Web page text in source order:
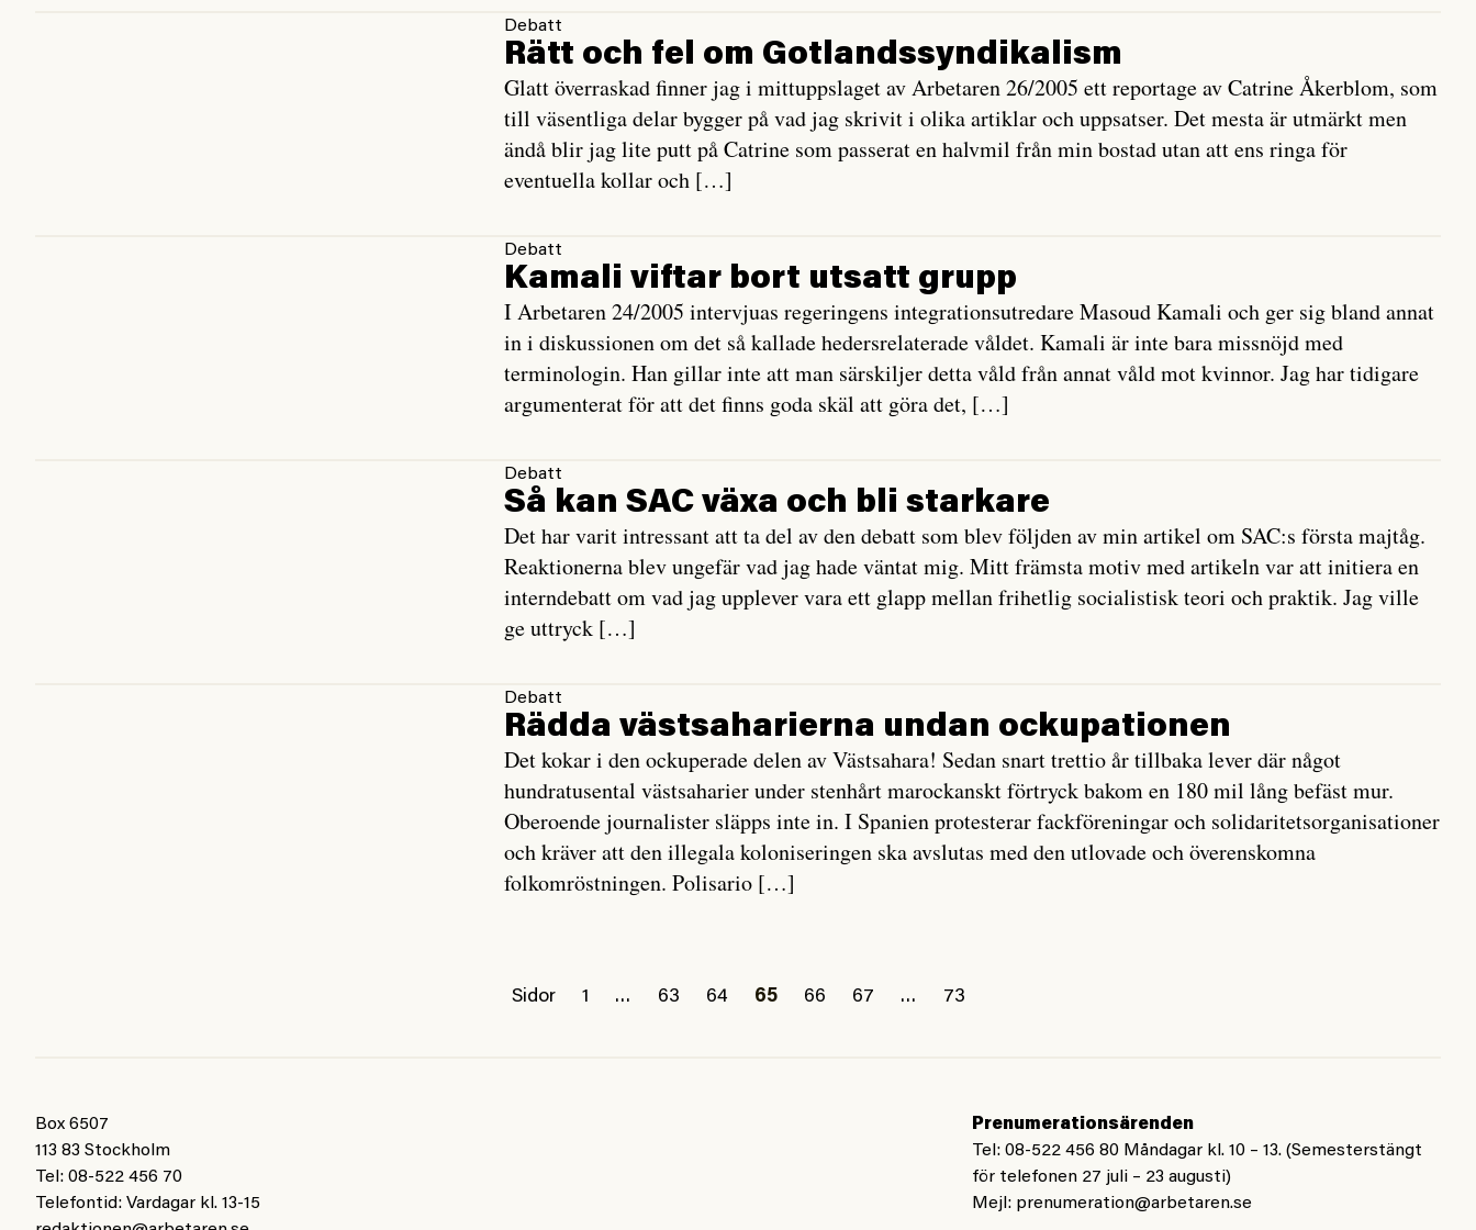
Debatt
Rätt och fel om Gotlandssyndikalism
Glatt överraskad finner jag i mittuppslaget av Arbetaren 26/2005 ett reportage av Catrine Åkerblom, som
till väsentliga delar bygger på vad jag skrivit i olika artiklar och uppsatser. Det mesta är utmärkt men
ändå blir jag lite putt på Catrine som passerat en halvmil från min bostad utan att ens ringa för
eventuella kollar och […]
Debatt
Kamali viftar bort utsatt grupp
I Arbetaren 24/2005 intervjuas regeringens integrationsutredare Masoud Kamali och ger sig bland annat
in i diskussionen om det så kallade hedersrelaterade våldet. Kamali är inte bara missnöjd med
terminologin. Han gillar inte att man särskiljer detta våld från annat våld mot kvinnor. Jag har tidigare
argumenterat för att det finns goda skäl att göra det, […]
Debatt
Så kan SAC växa och bli starkare
Det har varit intressant att ta del av den debatt som blev följden av min artikel om SAC:s första majtåg.
Reaktionerna blev ungefär vad jag hade väntat mig. Mitt främsta motiv med artikeln var att initiera en
interndebatt om vad jag upplever vara ett glapp mellan frihetlig socialistisk teori och praktik. Jag ville
ge uttryck […]
Debatt
Rädda västsaharierna undan ockupationen
Det kokar i den ockuperade delen av Västsahara! Sedan snart trettio år tillbaka lever där något
hundratusental västsaharier under stenhårt marockanskt förtryck bakom en 180 mil lång befäst mur.
Oberoende journalister släpps inte in. I Spanien protesterar fackföreningar och solidaritetsorganisationer
och kräver att den illegala koloniseringen ska avslutas med den utlovade och överenskomna
folkomröstningen. Polisario […]
Sidor 1 … 63 64 65 66 67 … 73
Box 6507
113 83 Stockholm
Tel: 08-522 456 70
Telefontid: Vardagar kl. 13-15
Prenumerationsärenden
Tel: 08-522 456 80 Måndagar kl. 10 – 13. (Semesterstängt
för telefonen 27 juli – 23 augusti)
Mejl: prenumeration@arbetaren.se